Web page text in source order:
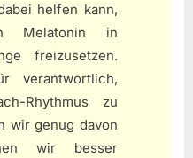
helfen kann,
Melatonin in
freizusetzen.
verantwortlich,
Rhythmus zu
wir genug davon
wir besser